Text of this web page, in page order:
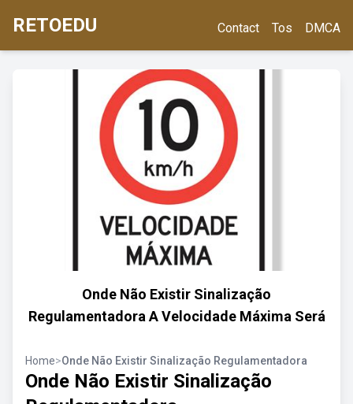
RETOEDU Contact Tos DMCA
Onde Não Existir Sinalização
Regulamentadora A Velocidade Máxima Será
Home>Onde Não Existir Sinalização Regulamentadora
Onde Não Existir Sinalização